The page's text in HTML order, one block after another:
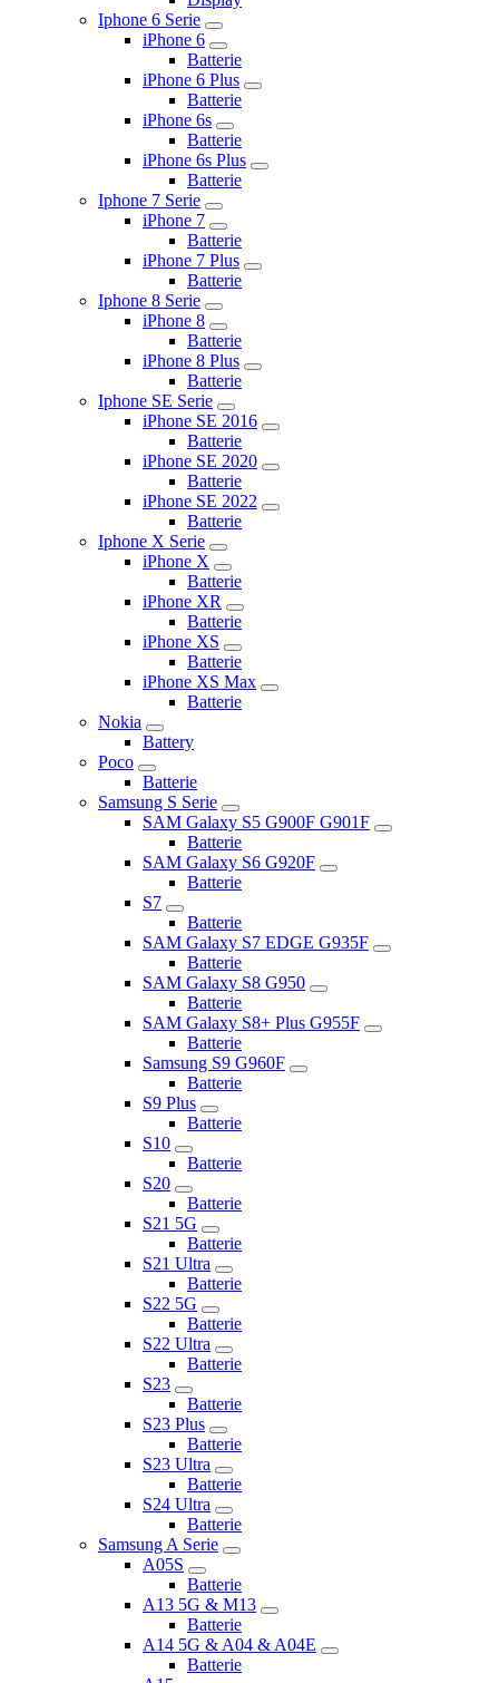
Iphone 6 Serie
iPhone 6
Batterie
iPhone 6 Plus
Batterie
iPhone 6s
Batterie
iPhone 6s Plus
Batterie
Iphone 7 Serie
iPhone 7
Batterie
iPhone 7 Plus
Batterie
Iphone 8 Serie
iPhone 8
Batterie
iPhone 8 Plus
Batterie
Iphone SE Serie
iPhone SE 2016
Batterie
iPhone SE 2020
Batterie
iPhone SE 2022
Batterie
Iphone X Serie
iPhone X
Batterie
iPhone XR
Batterie
iPhone XS
Batterie
iPhone XS Max
Batterie
Nokia
Battery
Poco
Batterie
Samsung S Serie
SAM Galaxy S5 G900F G901F
Batterie
SAM Galaxy S6 G920F
Batterie
S7
Batterie
SAM Galaxy S7 EDGE G935F
Batterie
SAM Galaxy S8 G950
Batterie
SAM Galaxy S8+ Plus G955F
Batterie
Samsung S9 G960F
Batterie
S9 Plus
Batterie
S10
Batterie
S20
Batterie
S21 5G
Batterie
S21 Ultra
Batterie
S22 5G
Batterie
S22 Ultra
Batterie
S23
Batterie
S23 Plus
Batterie
S23 Ultra
Batterie
S24 Ultra
Batterie
Samsung A Serie
A05S
Batterie
A13 5G & M13
Batterie
A14 5G & A04 & A04E
Batterie